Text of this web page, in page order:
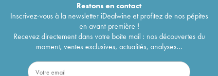
Restons encontact
Inscrivez-vous à la newsletter iDealwine et profitez de nos pépites
en avant-première !
Recevez directement dans votre boîte mail : nos découvertes du
moment, ventes exclusives, actualités, analyses...